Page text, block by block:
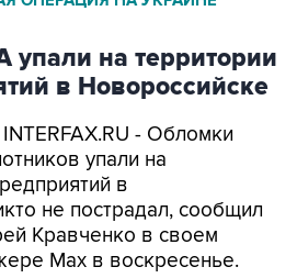
на территории
в Новороссийске
- Обломки
упали на
в
не пострадал, сообщил
Кравченко в своем
Max в воскресенье.